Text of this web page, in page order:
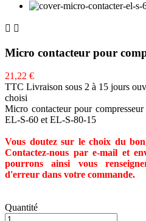
 
Micro contacteur pour
21,22 €
TTC Livraison sous 2 à 15 jours
choisi
Micro contacteur pour
EL-S-60 et EL-S-80-15
Vous doutez sur le choix du
Contactez-nous par e-mail et
pourrons ainsi vous
d'erreur dans votre commande.
Quantité